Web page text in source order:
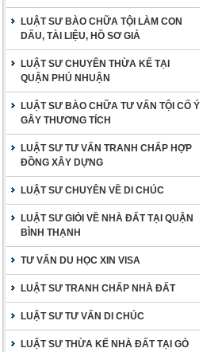
LUẬT SƯ BÀO CHỮA TỘI LÀM CON
DẤU, TÀI LIỆU, HỒ SƠ GIẢ
LUẬT SƯ CHUYÊN THỪA KẾ TẠI
QUẬN PHÚ NHUẬN
LUẬT SƯ BÀO CHỮA TƯ VẤN TỘI CỐ Ý
GÂY THƯƠNG TÍCH
LUẬT SƯ TƯ VẤN TRANH CHẤP HỢP
ĐỒNG XÂY DỰNG
LUẬT SƯ CHUYÊN VỀ DI CHÚC
LUẬT SƯ GIỎI VỀ NHÀ ĐẤT TẠI QUẬN
BÌNH THẠNH
TƯ VẤN DU HỌC XIN VISA
LUẬT SƯ TRANH CHẤP NHÀ ĐẤT
LUẬT SƯ TƯ VẤN DI CHÚC
LUẬT SƯ THỪA KẾ NHÀ ĐẤT TẠI GÒ